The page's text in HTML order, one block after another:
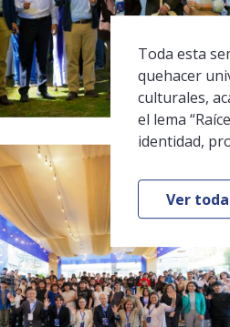
Toda esta
quehacer
culturales,
el lema
identidad,
Ver